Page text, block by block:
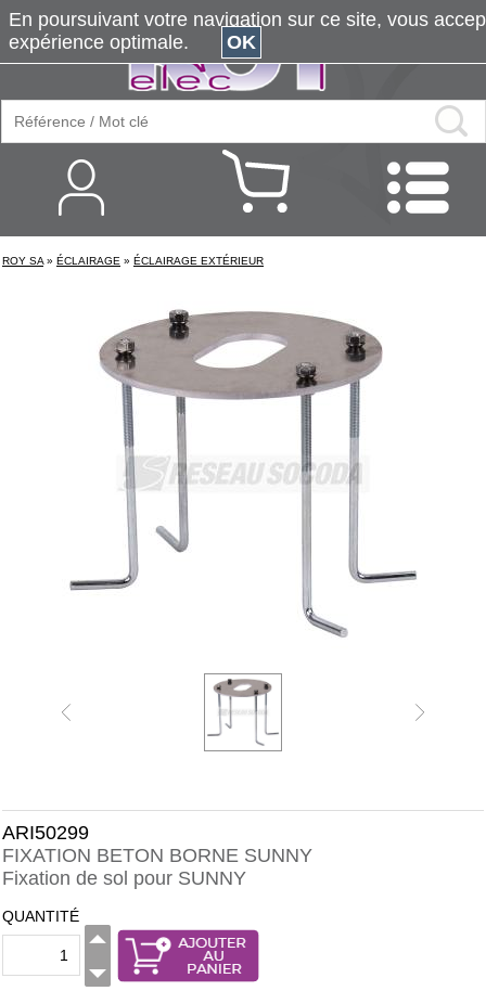
ROY SA » ÉCLAIRAGE » ÉCLAIRAGE EXTÉRIEUR
ARI50299
FIXATION BETON BORNE SUNNY
Fixation de sol pour SUNNY
QUANTITÉ
En poursuivant votre navigation sur ce site, vous
expérience optimale.
OK